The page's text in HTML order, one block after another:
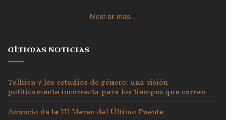
Mostrar más...
ULTIMAS NOTICIAS
Tolkien y los estudios de género: una visión
políticamente incorrecta para los tiempos que corren
Anuncio de la III Meren del Último Puente